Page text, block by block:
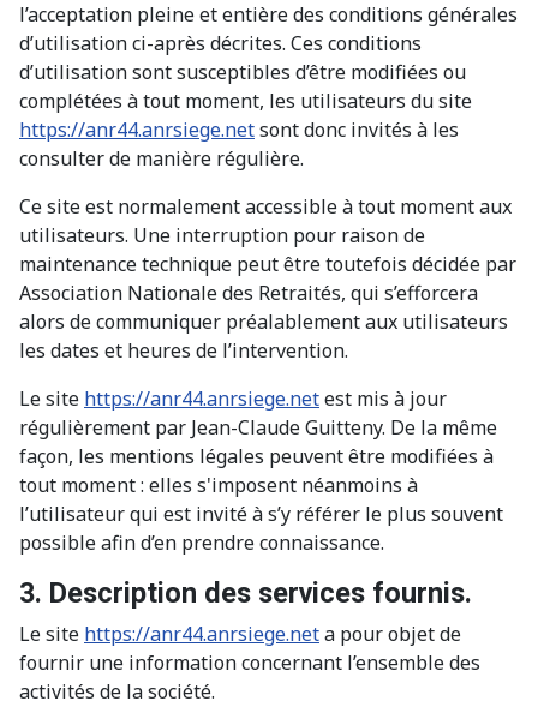
l’acceptation pleine et entière des conditions générales
d’utilisation ci-après décrites. Ces conditions
d’utilisation sont susceptibles d’être modifiées ou
complétées à tout moment, les utilisateurs du site
https://anr44.anrsiege.netsont donc invités à les
consulter de manière régulière.
Ce site est normalement accessible à tout moment aux
utilisateurs. Une interruption pour raison de
maintenance technique peut être toutefois décidée par
Association Nationale des Retraités, qui s’efforcera
alors de communiquer préalablement aux utilisateurs
les dates et heures de l’intervention.
Le site https://anr44.anrsiege.netest mis à jour
régulièrement par Jean-Claude Guitteny. De la même
façon, les mentions légales peuvent être modifiées à
tout moment : elles s'imposent néanmoins à
l’utilisateur qui est invité à s’y référer le plus souvent
possible afin d’en prendre connaissance.
3. Description des services fournis.
Le site https://anr44.anrsiege.neta pour objet de
fournir une information concernant l’ensemble des
activités de la société.